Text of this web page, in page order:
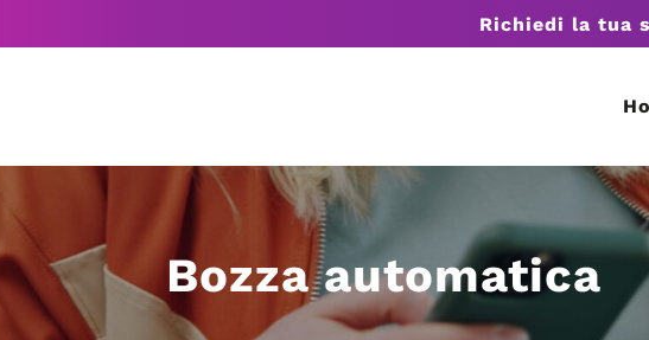
Richiedi la tua
Bozza automatica